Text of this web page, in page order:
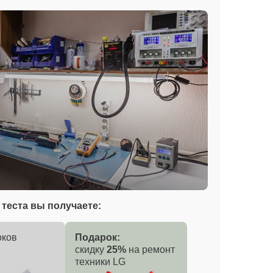
вы получаете:
Подарок:
скидку 25% на ремонт
техники LG